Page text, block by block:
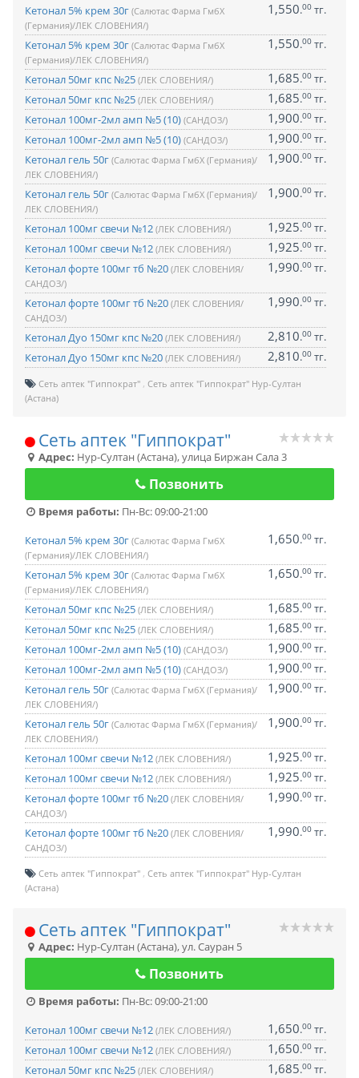
Кетонал 5% крем 30г (Салютас Фарма ГмбХ
(Германия)/ЛЕК СЛОВЕНИЯ/)
1,550.00 тг.
Кетонал 5% крем 30г (Салютас Фарма ГмбХ
(Германия)/ЛЕК СЛОВЕНИЯ/)
1,550.00 тг.
Кетонал 50мг кпс №25 (ЛЕК СЛОВЕНИЯ/) 1,685.00 тг.
Кетонал 50мг кпс №25 (ЛЕК СЛОВЕНИЯ/) 1,685.00 тг.
Кетонал 100мг-2мл амп №5 (10) (САНДОЗ/) 1,900.00 тг.
Кетонал 100мг-2мл амп №5 (10) (САНДОЗ/) 1,900.00 тг.
Кетонал гель 50г (Салютас Фарма ГмбХ (Германия)/
ЛЕК СЛОВЕНИЯ/)
1,900.00 тг.
Кетонал гель 50г (Салютас Фарма ГмбХ (Германия)/
ЛЕК СЛОВЕНИЯ/)
1,900.00 тг.
Кетонал 100мг свечи №12 (ЛЕК СЛОВЕНИЯ/) 1,925.00 тг.
Кетонал 100мг свечи №12 (ЛЕК СЛОВЕНИЯ/) 1,925.00 тг.
Кетонал форте 100мг тб №20 (ЛЕК СЛОВЕНИЯ/
САНДОЗ/)
1,990.00 тг.
Кетонал форте 100мг тб №20 (ЛЕК СЛОВЕНИЯ/
САНДОЗ/)
1,990.00 тг.
Кетонал Дуо 150мг кпс №20 (ЛЕК СЛОВЕНИЯ/) 2,810.00 тг.
Кетонал Дуо 150мг кпс №20 (ЛЕК СЛОВЕНИЯ/) 2,810.00 тг.
Сеть аптек "Гиппократ" Сеть аптек "Гиппократ" Нур-Султан
(Астана)
Сеть аптек "Гиппократ"
Адрес: Нур-Султан (Астана),улица Биржан Сала 3
Позвонить
Время работы: Пн-Вс: 09:00-21:00
Кетонал 5% крем 30г (Салютас Фарма ГмбХ
(Германия)/ЛЕК СЛОВЕНИЯ/)
1,650.00 тг.
Кетонал 5% крем 30г (Салютас Фарма ГмбХ
(Германия)/ЛЕК СЛОВЕНИЯ/)
1,650.00 тг.
Кетонал 50мг кпс №25 (ЛЕК СЛОВЕНИЯ/) 1,685.00 тг.
Кетонал 50мг кпс №25 (ЛЕК СЛОВЕНИЯ/) 1,685.00 тг.
Кетонал 100мг-2мл амп №5 (10) (САНДОЗ/) 1,900.00 тг.
Кетонал 100мг-2мл амп №5 (10) (САНДОЗ/) 1,900.00 тг.
Кетонал гель 50г (Салютас Фарма ГмбХ (Германия)/
ЛЕК СЛОВЕНИЯ/)
1,900.00 тг.
Кетонал гель 50г (Салютас Фарма ГмбХ (Германия)/
ЛЕК СЛОВЕНИЯ/)
1,900.00 тг.
Кетонал 100мг свечи №12 (ЛЕК СЛОВЕНИЯ/) 1,925.00 тг.
Кетонал 100мг свечи №12 (ЛЕК СЛОВЕНИЯ/) 1,925.00 тг.
Кетонал форте 100мг тб №20 (ЛЕК СЛОВЕНИЯ/
САНДОЗ/)
1,990.00 тг.
Кетонал форте 100мг тб №20 (ЛЕК СЛОВЕНИЯ/
САНДОЗ/)
1,990.00 тг.
Сеть аптек "Гиппократ" Сеть аптек "Гиппократ" Нур-Султан
(Астана)
Сеть аптек "Гиппократ"
Адрес: Нур-Султан (Астана),ул. Сауран 5
Позвонить
Время работы: Пн-Вс: 09:00-21:00
Кетонал 100мг свечи №12 (ЛЕК СЛОВЕНИЯ/) 1,650.00 тг.
Кетонал 100мг свечи №12 (ЛЕК СЛОВЕНИЯ/) 1,650.00 тг.
Кетонал 50мг кпс №25 (ЛЕК СЛОВЕНИЯ/) 1,685.00 тг.